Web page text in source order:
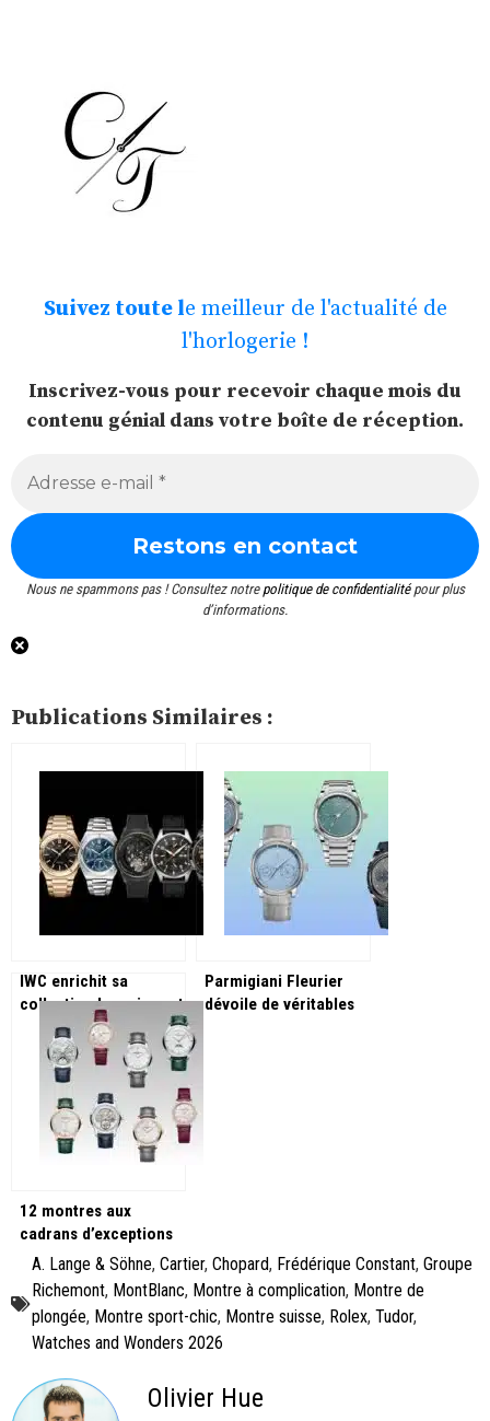
Suivez toute le meilleur de l'actualité de
l'horlogerie !
Inscrivez-vous pour recevoir chaque mois du
contenu génial dans votre boîte de réception.
Nous ne spammons pas ! Consultez notre politique de confidentialitépour plus
d’informations.
Publications Similaires :
IWC enrichit sa
collection Ingenieur et
lance des montres lié
à la F1 !
Parmigiani Fleurier
dévoile de véritables
12 montres aux
cadrans d’exceptions
pour les 270 ans de
Vacheron Constantin !
A. Lange & Söhne, Cartier, Chopard, Frédérique Constant, Groupe
Richemont, MontBlanc, Montre à complication, Montre de
plongée, Montre sport-chic, Montre suisse, Rolex, Tudor,
Watches and Wonders 2026
Olivier Hue